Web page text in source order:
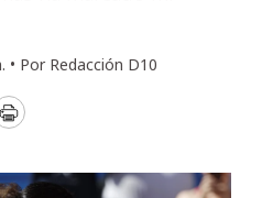
• Por Redacción D10
Print